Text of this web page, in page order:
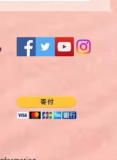
念式典式辞を原文
12）